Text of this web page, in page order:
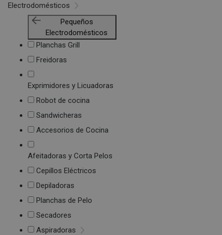
Electrodomésticos
Pequeños
Electrodomésticos
Planchas Grill
Freidoras
Exprimidores y Licuadoras
Robot de cocina
Sandwicheras
Accesorios de Cocina
Afeitadoras y Corta Pelos
Cepillos Eléctricos
Depiladoras
Planchas de Pelo
Secadores
Aspiradoras